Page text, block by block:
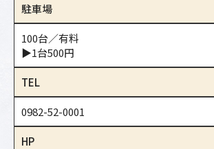
駐車場
100台／有料
▶1台500円
TEL
0982-52-0001
HP